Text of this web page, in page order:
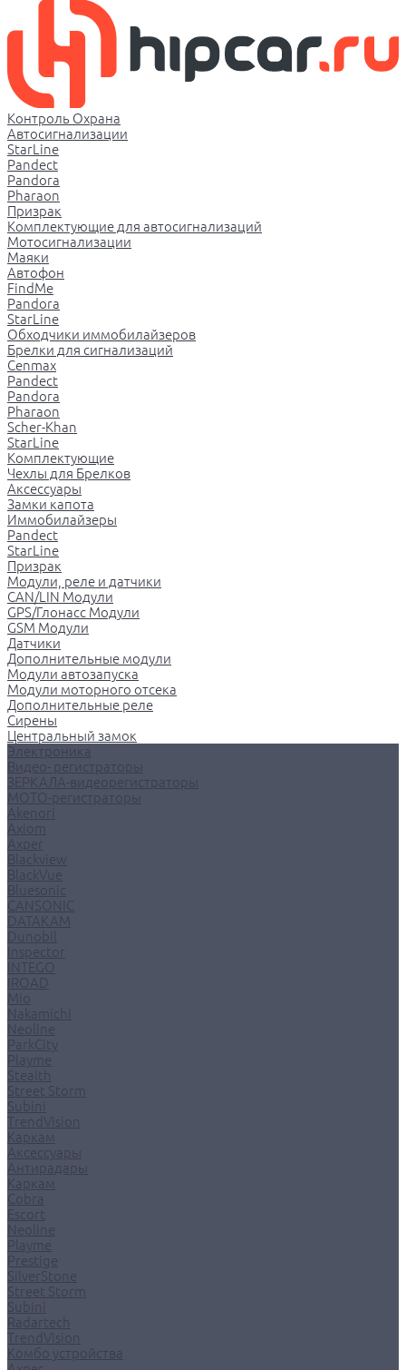
Контроль Охрана
Автосигнализации
StarLine
Pandect
Pandora
Pharaon
Призрак
Комплектующие для автосигнализаций
Мотосигнализации
Маяки
Автофон
FindMe
Pandora
StarLine
Обходчики иммобилайзеров
Брелки для сигнализаций
Cenmax
Pandect
Pandora
Pharaon
Scher-Khan
StarLine
Комплектующие
Чехлы для Брелков
Аксессуары
Замки капота
Иммобилайзеры
Pandect
StarLine
Призрак
Модули, реле и датчики
CAN/LIN Модули
GPS/Глонасс Модули
GSM Модули
Датчики
Дополнительные модули
Модули автозапуска
Модули моторного отсека
Дополнительные реле
Сирены
Центральный замок
Электроника
Видео- регистраторы
ЗЕРКАЛА-видеорегистраторы
МОТО-регистраторы
Akenori
Axiom
Axper
Blackview
BlackVue
Bluesonic
CANSONIC
DATAKAM
Dunobil
Inspector
INTEGO
IROAD
Mio
Nakamichi
Neoline
ParkCity
Playme
Stealth
Street Storm
Subini
TrendVision
Каркам
Аксессуары
Антирадары
Каркам
Cobra
Escort
Neoline
Playme
Prestige
SilverStone
Street Storm
Subini
Radartech
TrendVision
Комбо устройства